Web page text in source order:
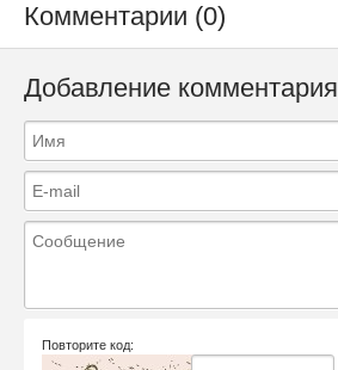
Комментарии (0)
Добавление комментария
Повторите код: